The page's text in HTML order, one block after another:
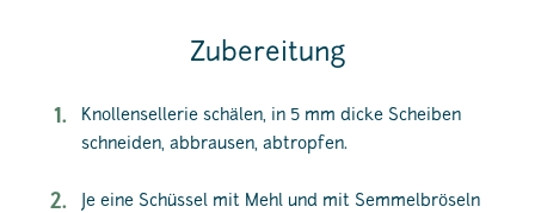
Zubereitung
Knollensellerie schälen, in 5 mm dicke Scheiben
schneiden, abbrausen, abtropfen.
Je eine Schüssel mit Mehl und mit Semmelbröseln